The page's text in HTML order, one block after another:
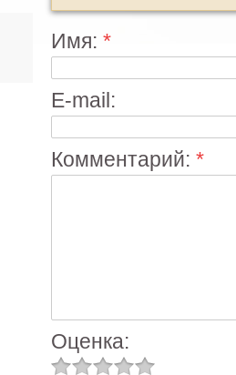
Имя: *
E-mail:
Комментарий: *
Оценка: